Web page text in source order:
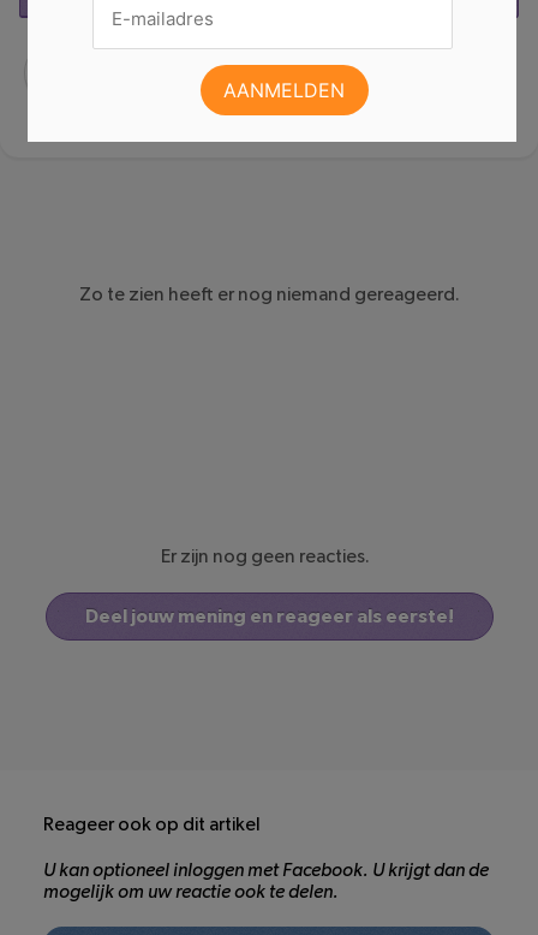
Zo te zien heeft er nog niemand gereageerd.
Er zijn nog geen reacties.
Deel jouw mening en reageer als eerste!
Reageer ook op dit artikel
U kan optioneel inloggen met Facebook. U krijgt dan de
mogelijk om uw reactie ook te delen.